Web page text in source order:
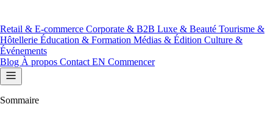
Retail & E-commerce Corporate & B2B Luxe & Beauté Tourisme &
Hôtellerie Éducation & Formation Médias & Édition Culture &
Événements
Blog À propos Contact EN Commencer
Sommaire